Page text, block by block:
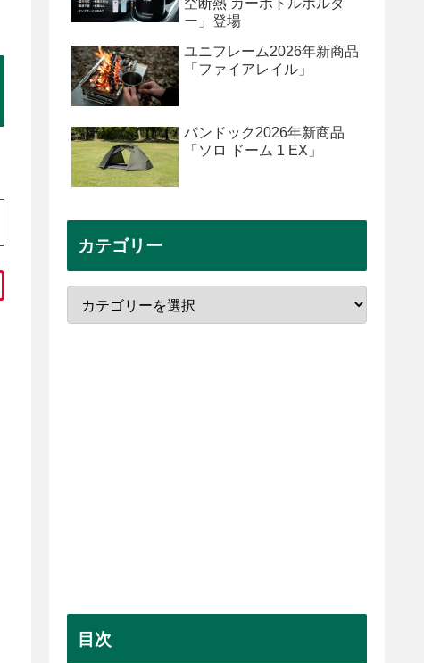
空断熱 カーボトルホルダ
ー」登場
ユニフレーム2026年新商品
「ファイアレイル」
バンドック2026年新商品
「ソロ ドーム 1 EX」
カテゴリー
目次